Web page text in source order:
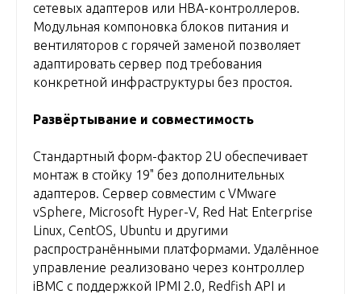
сетевых адаптеров или HBA-контроллеров.
Модульная компоновка блоков питания и
вентиляторов с горячей заменой позволяет
адаптировать сервер под требования
конкретной инфраструктуры без простоя.
Развёртывание и совместимость
Стандартный форм-фактор 2U обеспечивает
монтаж в стойку 19" без дополнительных
адаптеров. Сервер совместим с VMware
vSphere, Microsoft Hyper-V, Red Hat Enterprise
Linux, CentOS, Ubuntu и другими
распространёнными платформами. Удалённое
управление реализовано через контроллер
iBMC с поддержкой IPMI 2.0, Redfish API и